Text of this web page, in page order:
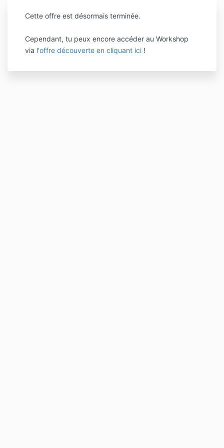
Cette offre est désormais terminée.
Cependant, tu peux encore accéder au Workshop
via l'offre découverte en cliquant ici !